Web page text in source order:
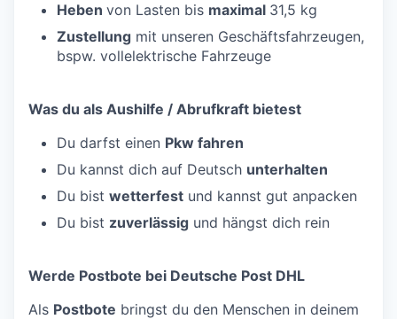
Heben von Lasten bis maximal 31,5 kg
Zustellung mit unseren Geschäftsfahrzeugen,
bspw. vollelektrische Fahrzeuge
Was du als Aushilfe / Abrufkraft bietest
Du darfst einen Pkw fahren
Du kannst dich auf Deutsch unterhalten
Du bist wetterfest und kannst gut anpacken
Du bist zuverlässig und hängst dich rein
Werde Postbote bei Deutsche Post DHL
Als Postbote bringst du den Menschen in deinem